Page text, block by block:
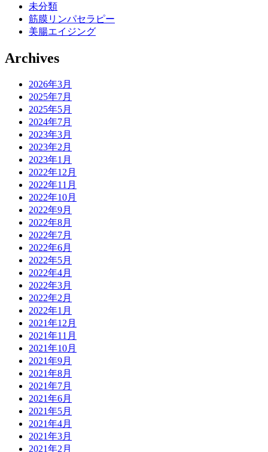
未分類
筋膜リンパセラピー
美腸エイジング
Archives
2026年3月
2025年7月
2025年5月
2024年7月
2023年3月
2023年2月
2023年1月
2022年12月
2022年11月
2022年10月
2022年9月
2022年8月
2022年7月
2022年6月
2022年5月
2022年4月
2022年3月
2022年2月
2022年1月
2021年12月
2021年11月
2021年10月
2021年9月
2021年8月
2021年7月
2021年6月
2021年5月
2021年4月
2021年3月
2021年2月